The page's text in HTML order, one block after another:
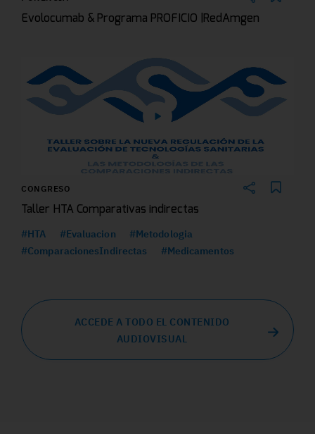
Evolocumab & Programa PROFICIO |RedAmgen
CONGRESO
Taller HTA Comparativas indirectas
#HTA #Evaluacion
#Metodologia
#ComparacionesIndirectas
#Medicamentos
ACCEDE A TODO EL CONTENIDO
AUDIOVISUAL